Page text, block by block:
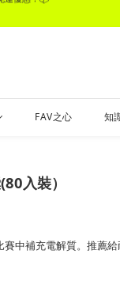
FAV之心 知
入裝）
賽中補充電解質。推薦